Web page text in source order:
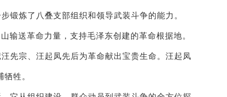
锻炼了八叠支部组织和领导武装斗争的能力。
送革命力量，支持毛泽东创建的革命根据地。
宗、汪起凤先后为革命献出宝贵生命。汪起凤
牲。